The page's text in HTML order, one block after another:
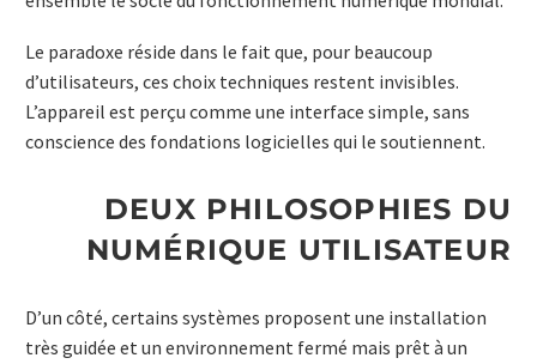
Le paradoxe réside dans le fait que, pour beaucoup
d’utilisateurs, ces choix techniques restent invisibles.
L’appareil est perçu comme une interface simple, sans
conscience des fondations logicielles qui le soutiennent.
DEUX PHILOSOPHIES DU
NUMÉRIQUE UTILISATEUR
D’un côté, certains systèmes proposent une installation
très guidée et un environnement fermé mais prêt à un